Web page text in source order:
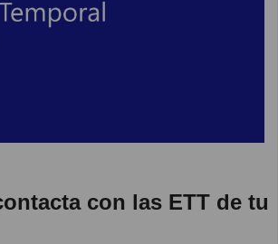
con las ETT de tu